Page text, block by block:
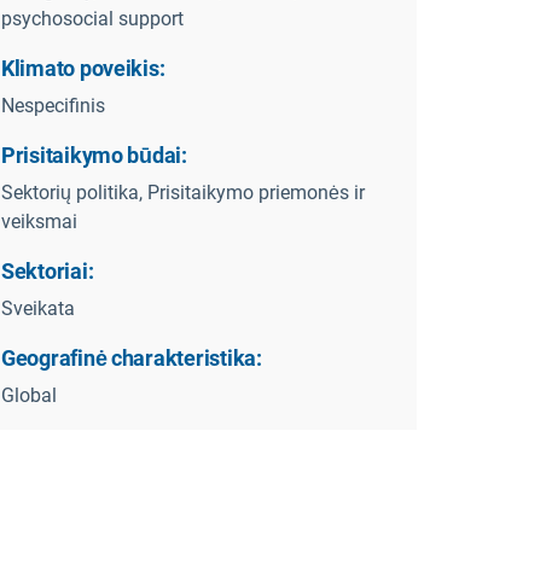
psychosocial support
Klimato poveikis:
Nespecifinis
Prisitaikymo būdai:
Sektorių politika, Prisitaikymo priemonės ir
veiksmai
Sektoriai:
Sveikata
Geografinė charakteristika:
Global